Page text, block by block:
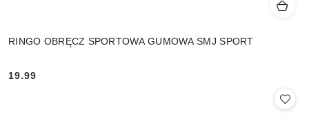
RINGO OBRĘCZ SPORTOWA GUMOWA SMJ SPORT
Cena:
19.99